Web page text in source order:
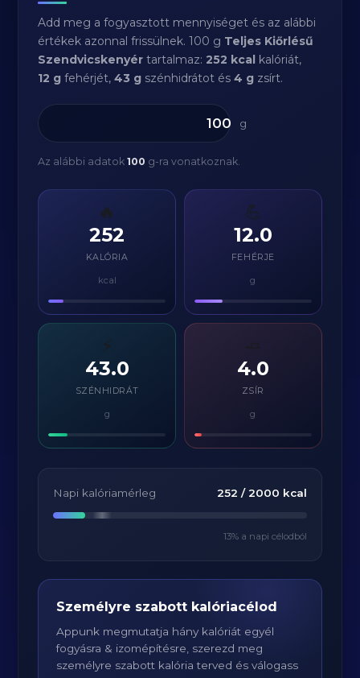
Add meg a fogyasztott mennyiséget és az alábbi
értékek azonnal frissülnek. 100 g Teljes Kiőrlésű
Szendvicskenyér tartalmaz:252 kcal kalóriát,
12 g fehérjét,43 g szénhidrátot és4 g zsírt.
g
Az alábbi adatok100 g-ra vonatkoznak.
🔥
252
KALÓRIA
kcal
💪
12.0
FEHÉRJE
g
⚡
43.0
SZÉNHIDRÁT
g
4.0
ZSÍR
g
Napi kalóriamérleg 252 / 2000 kcal
13% a napi célodból
Személyre szabott kalóriacélod
Appunk megmutatja hány kalóriát egyél
fogyásra & izomépítésre, szerezd meg
személyre szabott kalória terved és válogass